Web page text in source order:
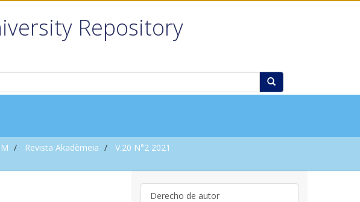
Repository
Revista Akadèmeia
V.20 N°2 2021
Derecho de autor